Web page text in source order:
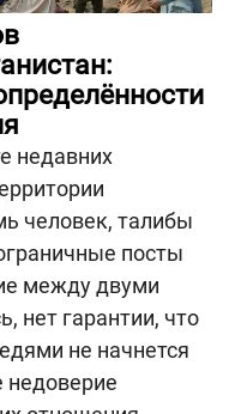
недавних
человек, талибы
посты
между двуми
нет гарантии, что
не начнется
недоверие